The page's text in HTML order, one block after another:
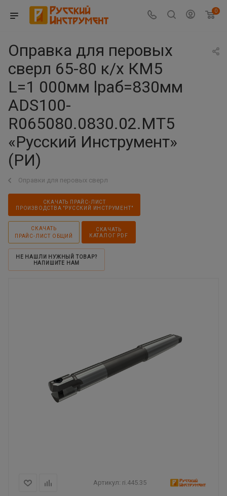
0
Оправка для перовых
сверл 65-80 к/х КМ5
L=1 000мм lраб=830мм
ADS100-
R065080.0830.02.MT5
«Русский Инструмент»
(РИ)
Оправки для перовых сверл
СКАЧАТЬ ПРАЙС-ЛИСТ
ПРОИЗВОДСТВА "РУССКИЙ ИНСТРУМЕНТ"
СКАЧАТЬ
ПРАЙС-ЛИСТ ОБЩИЙ
СКАЧАТЬ
КАТАЛОГ PDF
НЕ НАШЛИ НУЖНЫЙ ТОВАР?
НАПИШИТЕ НАМ
Артикул: ri.445.35